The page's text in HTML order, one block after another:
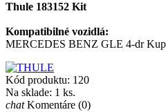
Thule 183152 Kit
Kompatibilné vozidlá:
MERCEDES BENZ GLE 4-dr
Kód produktu: 120
Na sklade: 1 ks.
chatKomentáre (0)